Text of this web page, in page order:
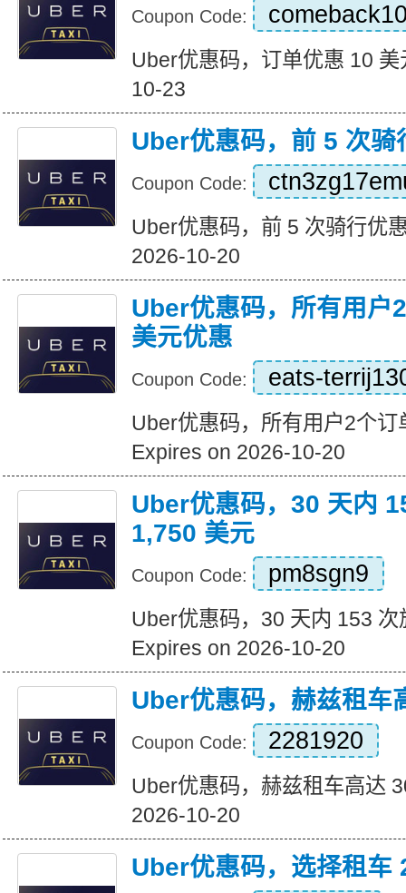
Coupon Code:
Uber优惠码，订单优惠 10
10-23
Uber优惠码，前 5 次骑
Coupon Code:
Uber优惠码，前 5 次骑行优
2026-10-20
Uber优惠码，所有用户
美元优惠
Coupon Code: eats-
Uber优惠码，所有用户2个
Expires on 2026-10-20
Uber优惠码，30 天内
1,750 美元
Coupon Code: pm8sgn9
Uber优惠码，30 天内 153
Expires on 2026-10-20
Uber优惠码，赫兹租车
Coupon Code: 2281920
Uber优惠码，赫兹租车高达
2026-10-20
Uber优惠码，选择租车